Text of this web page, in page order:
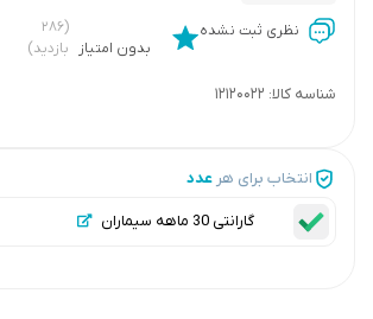
نظری ثبت نشده
بدون امتیاز
(۲۸۶
بازدید)
شناسه کالا: 12120022
انتخاب برای هر عدد
گارانتی 30 ماهه سیماران